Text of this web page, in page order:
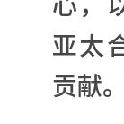
亚太
贡献